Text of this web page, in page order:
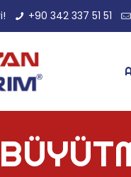
+90 342 337 51 51